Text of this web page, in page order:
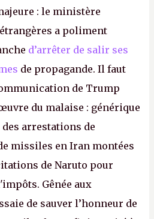
: le ministère
a poliment
d’arrêter de salir ses
de propagande. Il faut
de Trump
du malaise : générique
arrestations de
missiles en Iran montées
de Naruto pour
Gênée aux
de sauver l’honneur de